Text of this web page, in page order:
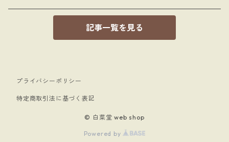
記事一覧を見る
プライバシーポリシー
特定商取引法に基づく表記
© 白菜堂 web shop
Powered by